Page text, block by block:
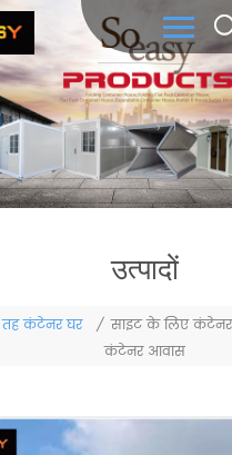
उत्पादों
तह कंटेनर घर / साइट के लिए कंटेनर
कंटेनर आवास